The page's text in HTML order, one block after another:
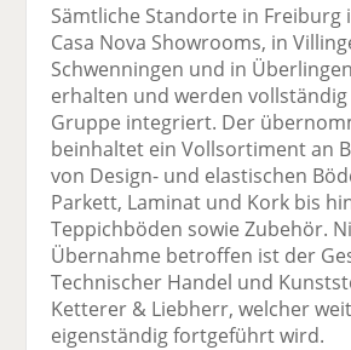
Sämtliche Standorte in Freiburg
Casa Nova Showrooms, in
Schwenningen und in
erhalten und werden vollständig
Gruppe integriert. Der
beinhaltet ein Vollsortiment an
von Design- und elastischen
Parkett, Laminat und Kork bis
Teppichböden sowie Zubehör.
Übernahme betroffen ist der
Technischer Handel und
Ketterer & Liebherr, welcher
eigenständig fortgeführt wird.